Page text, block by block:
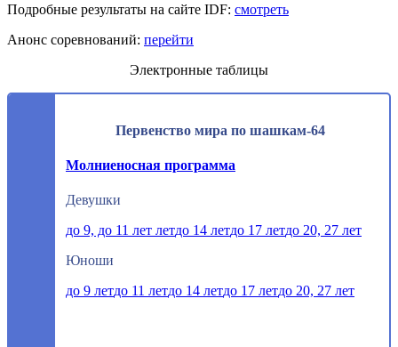
Подробные результаты на сайте IDF: смотреть
Анонс соревнований: перейти
Электронные таблицы
Первенство мира по шашкам-64
Молниеносная программа
Девушки
до 9, до 11 лет летдо 14 летдо 17 летдо 20, 27 лет
Юноши
до 9 летдо 11 летдо 14 летдо 17 летдо 20, 27 лет